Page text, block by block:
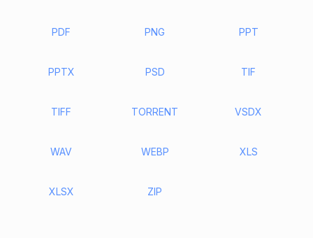
PDF PNG PPT
PPTX PSD TIF
TIFF TORRENT VSDX
WAV WEBP XLS
XLSX ZIP